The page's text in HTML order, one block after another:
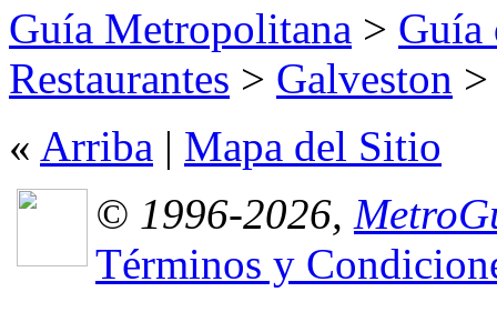
Guía Metropolitana > Guía
Restaurantes > Galveston
« Arriba | Mapa del Sitio
© 1996-2026,
Términos y